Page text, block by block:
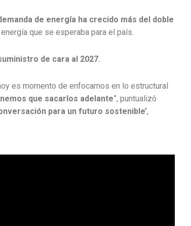
de energía ha crecido más del doble
que se esperaba para el país.
de cara al 2027.
es momento de enfocarnos en lo estructural
que sacarlos adelante”, puntualizó
para un futuro sostenible’,